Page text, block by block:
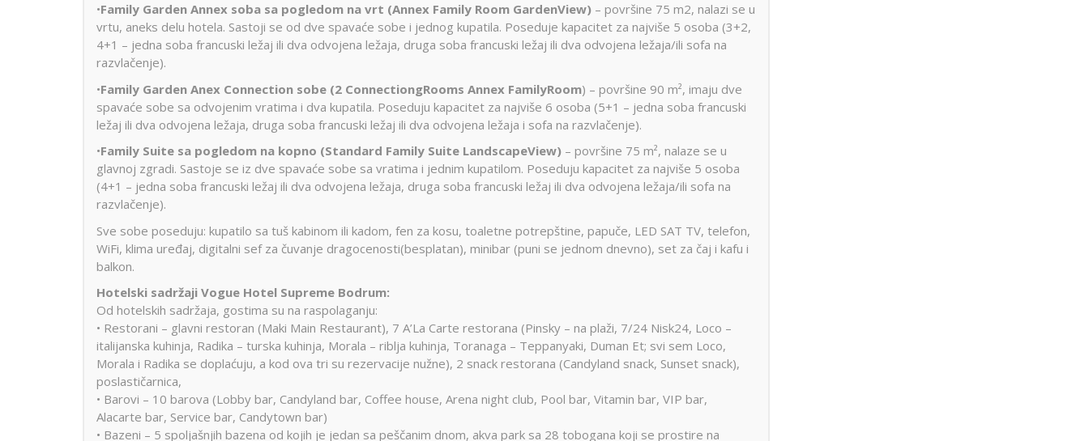
•Family Garden Annex soba sa pogledom na vrt (Annex Family Room GardenView) – površine 75 m2, nalazi se u
vrtu, aneks delu hotela. Sastoji se od dve spavaće sobe i jednog kupatila. Poseduje kapacitet za najviše 5 osoba (3+2,
4+1 – jedna soba francuski ležaj ili dva odvojena ležaja, druga soba francuski ležaj ili dva odvojena ležaja/ili sofa na
razvlačenje).
•Family Garden Anex Connection sobe (2 ConnectiongRooms Annex FamilyRoom) – površine 90 m², imaju dve
spavaće sobe sa odvojenim vratima i dva kupatila. Poseduju kapacitet za najviše 6 osoba (5+1 – jedna soba francuski
ležaj ili dva odvojena ležaja, druga soba francuski ležaj ili dva odvojena ležaja i sofa na razvlačenje).
•Family Suite sa pogledom na kopno (Standard Family Suite LandscapeView) – površine 75 m², nalaze se u
glavnoj zgradi. Sastoje se iz dve spavaće sobe sa vratima i jednim kupatilom. Poseduju kapacitet za najviše 5 osoba
(4+1 – jedna soba francuski ležaj ili dva odvojena ležaja, druga soba francuski ležaj ili dva odvojena ležaja/ili sofa na
razvlačenje).
Sve sobe poseduju: kupatilo sa tuš kabinom ili kadom, fen za kosu, toaletne potrepštine, papuče, LED SAT TV, telefon,
WiFi, klima uređaj, digitalni sef za čuvanje dragocenosti(besplatan), minibar (puni se jednom dnevno), set za čaj i kafu i
balkon.
Hotelski sadržaji Vogue Hotel Supreme Bodrum:
Od hotelskih sadržaja, gostima su na raspolaganju:
• Restorani – glavni restoran (Maki Main Restaurant), 7 A’La Carte restorana (Pinsky – na plaži, 7/24 Nisk24, Loco –
italijanska kuhinja, Radika – turska kuhinja, Morala – riblja kuhinja, Toranaga – Teppanyaki, Duman Et; svi sem Loco,
Morala i Radika se doplaćuju, a kod ova tri su rezervacije nužne), 2 snack restorana (Candyland snack, Sunset snack),
poslastičarnica,
• Barovi – 10 barova (Lobby bar, Candyland bar, Coffee house, Arena night club, Pool bar, Vitamin bar, VIP bar,
Alacarte bar, Service bar, Candytown bar)
• Bazeni – 5 spoljašnjih bazena od kojih je jedan sa peščanim dnom, akva park sa 28 tobogana koji se prostire na